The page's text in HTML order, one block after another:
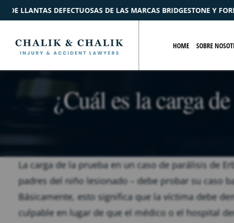
MARCAS BRIDGESTONE Y FORD $2.2MACUERDOPOR UN
HOME SOBRE
¿Cuál es la carga
La carga de la prueba en un caso de parálisis de
padres del niño lesionado – debe probar su caso
Básicamente, esto significa que la víctima debe
culpable en lugar de que el médico o el hospital